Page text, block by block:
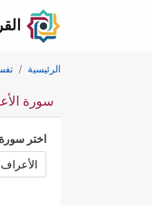
الرئيسية
سورة
اختر سورة